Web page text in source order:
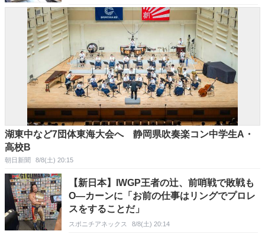
湖東中など7団体東海大会へ 静岡県吹奏楽コン中学生A・
高校B
朝日新聞 8/8(土) 20:15
【新日本】IWGP王者の辻、前哨戦で敗戦も
O―カーンに「お前の仕事はリングでプロレ
スをすることだ」
スポニチアネックス 8/8(土) 20:14